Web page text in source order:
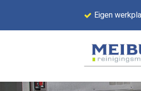
Eigen